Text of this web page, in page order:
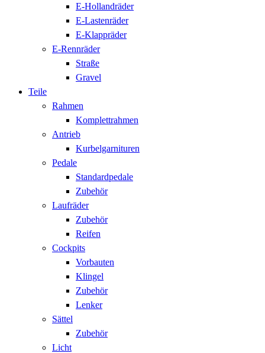
E-Hollandräder
E-Lastenräder
E-Klappräder
E-Rennräder
Straße
Gravel
Teile
Rahmen
Komplettrahmen
Antrieb
Kurbelgarnituren
Pedale
Standardpedale
Zubehör
Laufräder
Zubehör
Reifen
Cockpits
Vorbauten
Klingel
Zubehör
Lenker
Sättel
Zubehör
Licht